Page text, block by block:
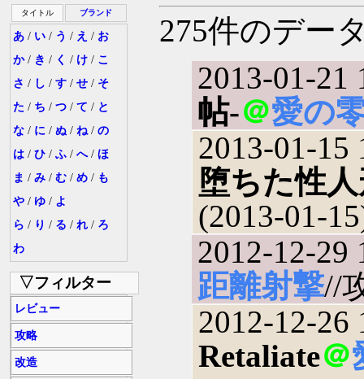
タイトル ブランド
あ / い / う / え / お
か/ き / く / け / こ
さ / し / す / せ / そ
た / ち / つ / て / と
な / に / ぬ / ね/ の
は / ひ / ふ / へ/ ほ
ま / み / む / め / も
や / ゆ / よ
ら / り / る / れ / ろ
わ
▽フィルター
レビュー
攻略
改造
275件のデー
2013-01-21
帖-＠愛の
2013-01-15
堕ちた性
(2013-01-
2012-12-29
距離射撃//
2012-12-26
Retaliate＠